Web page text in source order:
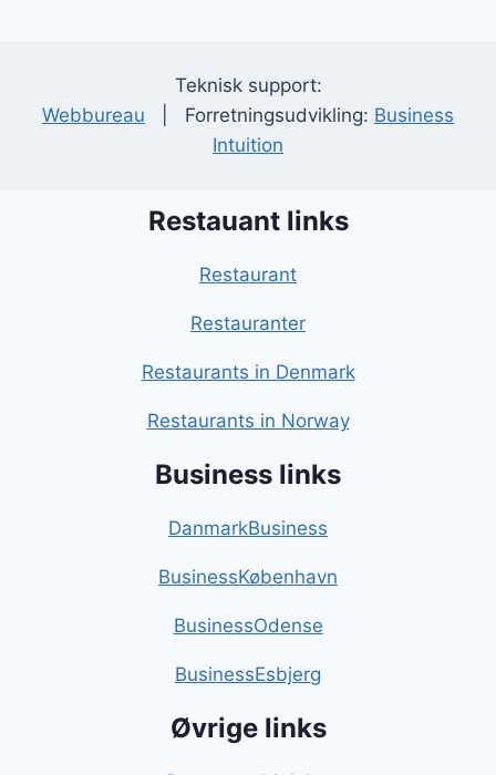
Teknisk support:
Webbureau | Forretningsudvikling: Business
Intuition
Restauant links
Restaurant
Restauranter
Restaurants in Denmark
Restaurants in Norway
Business links
DanmarkBusiness
BusinessKøbenhavn
BusinessOdense
BusinessEsbjerg
Øvrige links